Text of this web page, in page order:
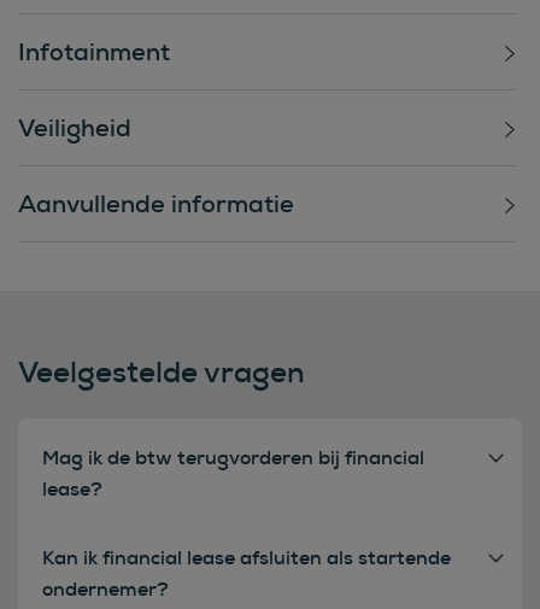
Infotainment
Veiligheid
Aanvullende informatie
Veelgestelde vragen
Mag ik de btw terugvorderen bij financial
lease?
Kan ik financial lease afsluiten als startende
ondernemer?